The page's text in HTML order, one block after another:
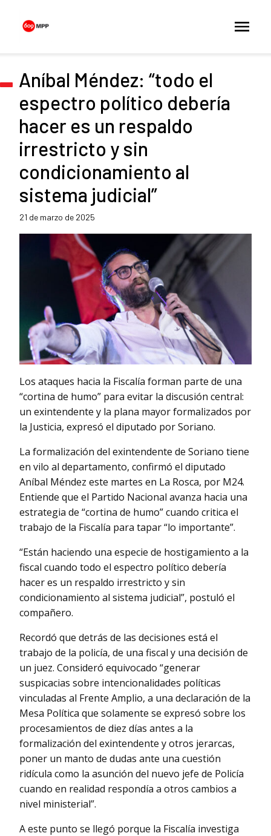
Aníbal Méndez: “todo el
espectro político debería
hacer es un respaldo
irrestricto y sin
condicionamiento al
sistema judicial”
21 de marzo de 2025
Los ataques hacia la Fiscalía forman parte de una
“cortina de humo” para evitar la discusión central:
un exintendente y la plana mayor formalizados por
la Justicia, expresó el diputado por Soriano.
La formalización del exintendente de Soriano tiene
en vilo al departamento, confirmó el diputado
Aníbal Méndez este martes en La Rosca, por M24.
Entiende que el Partido Nacional avanza hacia una
estrategia de “cortina de humo” cuando critica el
trabajo de la Fiscalía para tapar “lo importante”.
“Están haciendo una especie de hostigamiento a la
fiscal cuando todo el espectro político debería
hacer es un respaldo irrestricto y sin
condicionamiento al sistema judicial”, postuló el
compañero.
Recordó que detrás de las decisiones está el
trabajo de la policía, de una fiscal y una decisión de
un juez. Consideró equivocado “generar
suspicacias sobre intencionalidades políticas
vinculadas al Frente Amplio, a una declaración de la
Mesa Política que solamente se expresó sobre los
procesamientos de diez días antes a la
formalización del exintendente y otros jerarcas,
poner un manto de dudas ante una cuestión
ridícula como la asunción del nuevo jefe de Policía
cuando en realidad respondía a otros cambios a
nivel ministerial”.
A este punto se llegó porque la Fiscalía investiga